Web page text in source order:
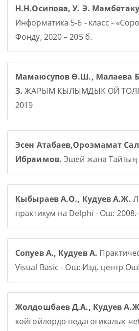
Н.Н.Осипова, У. Э.
Информатика 5-6 - класс -
Фонду, 2020 – 205 б.
Мамаюсупов Ө.Ш., Малаева
З. ЖАРЫМ КЫЛЫМДЫК ОЙ
2019
Эсен Атабаев,Орозмамат
Ибраимов. Эшей жана Тайтың
Кыбыраев А.О., Кудуев А.Ж.
практикум на Delphi - Ош:
Сопуев А., Кудуев А.
Visual Basic - Ош: Изд. центр
Жолдошбаев Д.А., Кудуев
көйгөйлөрдө педагогикалык